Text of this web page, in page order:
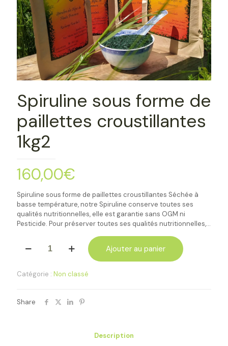
Spiruline sous forme de
paillettes croustillantes
1kg2
160,00€
Spiruline sous forme de paillettes croustillantes Séchée à
basse température, notre Spiruline conserve toutes ses
qualités nutritionnelles, elle est garantie sans OGM ni
Pesticide. Pour préserver toutes ses qualités nutritionnelles,…
sous
forme
paillettes
croustillantes
Ajouter au panier
Catégorie : Non classé
Share
Description